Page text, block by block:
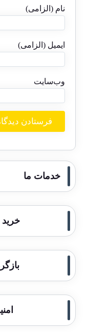
نام (الزامی)
ایمیل (الزامی)
وب‌سایت
خدمات ما
خرید